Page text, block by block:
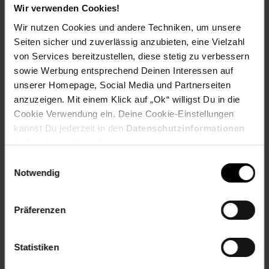
Wir verwenden Cookies!
Wir nutzen Cookies und andere Techniken, um unsere
Seiten sicher und zuverlässig anzubieten, eine Vielzahl
von Services bereitzustellen, diese stetig zu verbessern
sowie Werbung entsprechend Deinen Interessen auf
unserer Homepage, Social Media und Partnerseiten
anzuzeigen. Mit einem Klick auf „Ok“ willigst Du in die
Cookie Verwendung ein. Deine Cookie-Einstellungen
kannst Du jederzeit in den Datenschutzinformationen
ändern bzw. widerrufen.
Notwendig
Präferenzen
Statistiken
Modernes, unauffälliges Designfür eine elegante Integration
Generation) investieren Sie in eine zuverlässige und
leistungsstarke WLAN-Lösung, die Ihren Alltag erleichtert
und für eine stabile Internetverbindung sorgt – egal, wie
groß Ihr Zuhause ist. Genießen Sie kabellose Freiheit und
unbegrenzte Möglichkeiten mit diesem hochwertigen Mesh-
WLAN-Repeater.LieferumfangWLAN-Repeater, Netzteil,
Schnellstartanleitung
Artikelnummer: 3097540000
Versandinformationen
Herstellerinformationen